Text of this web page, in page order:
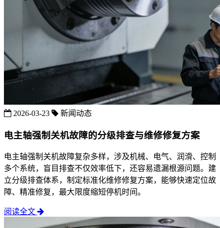
2026-03-23 新闻动态
电主轴强制关机故障的分级排查与维修修复方案
电主轴强制关机故障复杂多样，涉及机械、电气、润滑、控制
多个系统，盲目排查不仅效率低下，还容易遗漏根源问题。建
立分级排查体系，制定标准化维修修复方案，能够快速定位故
障、精准修复，最大限度缩短停机时间。
阅读全文